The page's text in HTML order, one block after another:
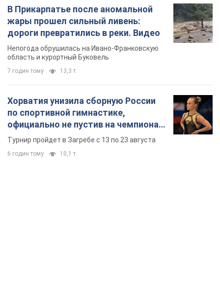
В Прикарпатье после аномальной
жары прошел сильный ливень:
дороги превратились в реки. Видео
Непогода обрушилась на Ивано-Франковскую
область и курортный Буковель
7 годин тому 13,3 т.
Хорватия унизила сборную России
по спортивной гимнастике,
официально не пустив на чемпионат
Европы основных спортсменов
Турнир пройдет в Загребе с 13 по 23 августа
6 годин тому 10,1 т.